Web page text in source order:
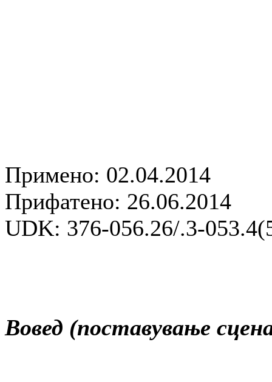
Примено: 02.04.2014
Прифатено: 26.06.2014
UDK: 376-056.26/.3-
Вовед (поставување